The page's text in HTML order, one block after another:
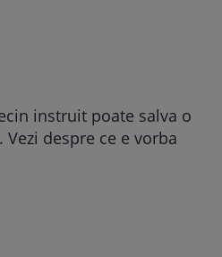
instruit poate salva o
Vezi despre ce e vorba